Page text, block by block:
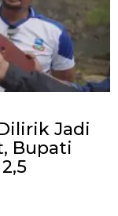
Jadi
Bupati